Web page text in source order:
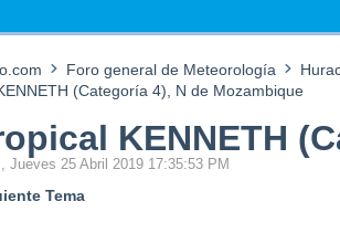
Foro general de Meteorología
(Categoría 4), N de Mozambique
KENNETH
Jueves 25 Abril 2019 17:35:53 PM
Tema